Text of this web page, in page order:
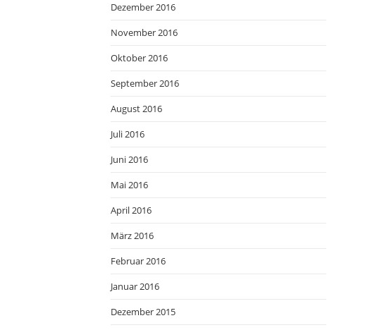
Dezember 2016
November 2016
Oktober 2016
September 2016
August 2016
Juli 2016
Juni 2016
Mai 2016
April 2016
März 2016
Februar 2016
Januar 2016
Dezember 2015